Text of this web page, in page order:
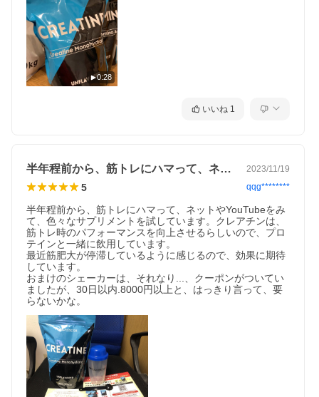
0:28
いいね 1
半年程前から、筋トレにハマって、ネット… 2023/11/19
5 qqg********
半年程前から、筋トレにハマって、ネットやYouTubeをみ
て、色々なサプリメントを試しています。クレアチンは、
筋トレ時のパフォーマンスを向上させるらしいので、プロ
テインと一緒に飲用しています。
最近筋肥大が停滞しているように感じるので、効果に期待
しています。
おまけのシェーカーは、それなり...、クーポンがついてい
ましたが、30日以内.8000円以上と、はっきり言って、要
らないかな。